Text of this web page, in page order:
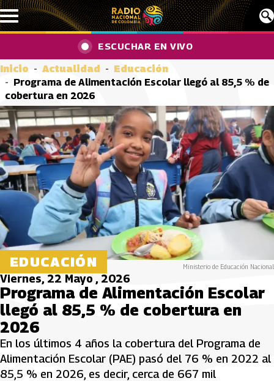
Pasar al contenido principal
ESCUCHAR EN VIVO
Inicio Actualidad
Educación
Programa de Alimentación Escolar llegó al 85,5 % de
cobertura en 2026
EDUCACIÓN Ministerio de Educación Nacional
Viernes, 22 Mayo , 2026
Programa de Alimentación Escolar
llegó al 85,5 % de cobertura en
2026
En los últimos 4 años la cobertura del Programa de
Alimentación Escolar (PAE) pasó del 76 % en 2022 al
85,5 % en 2026, es decir, cerca de 667 mil